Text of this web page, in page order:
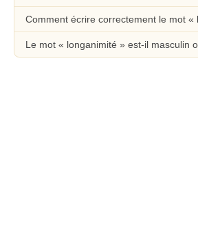
Comment écrire correctement le mot «
Le mot « longanimité » est-il masculin